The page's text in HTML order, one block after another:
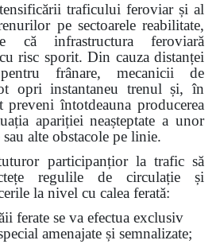
traficului feroviar și al
pe sectoarele reabilitate,
că infrastructura feroviară
risc sporit. Din cauza distanței
frânare, mecanicii de
opri instantaneu trenul și, în
preveni întotdeauna producerea
apariției neașteptate a unor
alte obstacole pe linie.
participanțior la trafic să
regulile de circulație și
la nivel cu calea ferată:
ferate se va efectua exclusiv
amenajate și semnalizate;